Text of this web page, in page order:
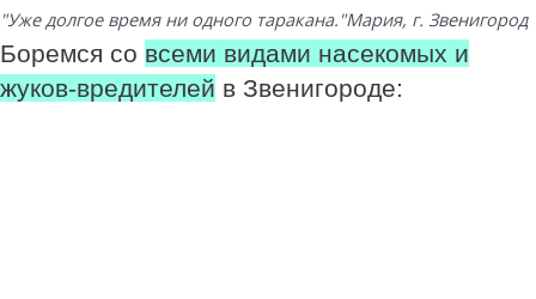
"Уже долгое время ни одного таракана."Мария, г. Звенигород
Боремся со всеми видами насекомых и
жуков-вредителей в Звенигороде: